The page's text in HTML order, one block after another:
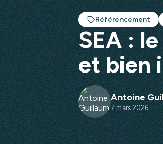
Référencement
SEA :
et bien
Antoine
7 mars 2026